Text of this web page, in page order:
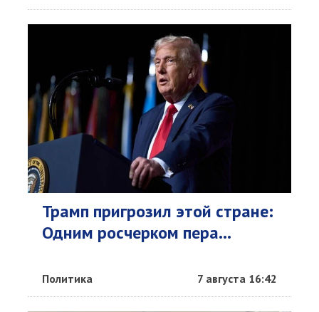
Трамп пригрозил этой стране:
Одним росчерком пера...
Политика 7 августа 16:42